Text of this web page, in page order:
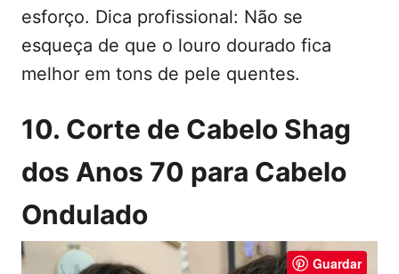
esforço. Dica profissional: Não se
esqueça de que o louro dourado fica
melhor em tons de pele quentes.
10. Corte de Cabelo Shag
dos Anos 70 para Cabelo
Ondulado
Guardar